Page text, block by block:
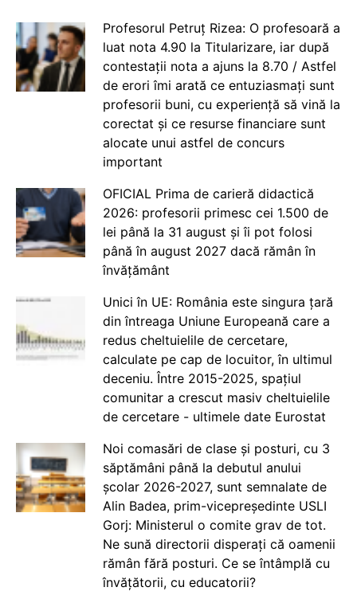
Profesorul Petruț Rizea: O profesoară a
luat nota 4.90 la Titularizare, iar după
contestații nota a ajuns la 8.70 / Astfel
de erori îmi arată ce entuziasmați sunt
profesorii buni, cu experiență să vină la
corectat și ce resurse financiare sunt
alocate unui astfel de concurs
important
OFICIAL Prima de carieră didactică
2026: profesorii primesc cei 1.500 de
lei până la 31 august și îi pot folosi
până în august 2027 dacă rămân în
învățământ
Unici în UE: România este singura țară
din întreaga Uniune Europeană care a
redus cheltuielile de cercetare,
calculate pe cap de locuitor, în ultimul
deceniu. Între 2015-2025, spațiul
comunitar a crescut masiv cheltuielile
de cercetare - ultimele date Eurostat
Noi comasări de clase și posturi, cu 3
săptămâni până la debutul anului
școlar 2026-2027, sunt semnalate de
Alin Badea, prim-vicepreședinte USLI
Gorj: Ministerul o comite grav de tot.
Ne sună directorii disperați că oamenii
rămân fără posturi. Ce se întâmplă cu
învățătorii, cu educatorii?